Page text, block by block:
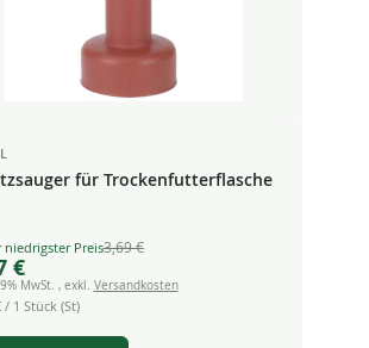
für Trockenfutterflasche
€
3,69 €
MwSt. , exkl. Versandkosten
/ 1 Stück (St)